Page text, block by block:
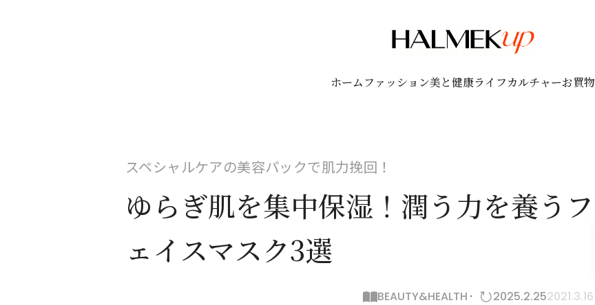
ホーム ファッション美と健康ライフカルチャーお買物
スペシャルケアの美容パックで肌力挽回！
ゆらぎ肌を集中保湿！潤う力を養うフ
ェイスマスク3選
BEAUTY&HEALTH 2025.2.252021.3.16